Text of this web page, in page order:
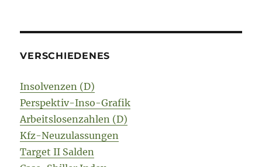
VERSCHIEDENES
Insolvenzen (D)
Perspektiv-Inso-Grafik
Arbeitslosenzahlen (D)
Kfz-Neuzulassungen
Target II Salden